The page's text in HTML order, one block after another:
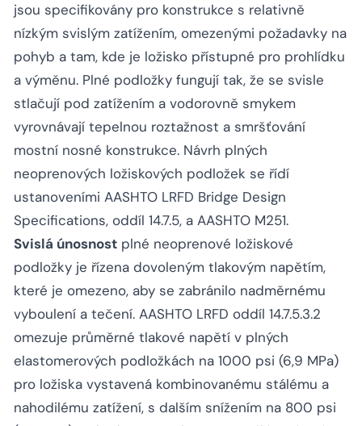
jsou specifikovány pro konstrukce s relativně
nízkým svislým zatížením, omezenými požadavky na
pohyb a tam, kde je ložisko přístupné pro prohlídku
a výměnu. Plné podložky fungují tak, že se svisle
stlačují pod zatížením a vodorovně smykem
vyrovnávají tepelnou roztažnost a smršťování
mostní nosné konstrukce. Návrh plných
neoprenových ložiskových podložek se řídí
ustanoveními AASHTO LRFD Bridge Design
Specifications, oddíl 14.7.5, a AASHTO M251.
Svislá únosnost plné neoprenové ložiskové
podložky je řízena dovoleným tlakovým napětím,
které je omezeno, aby se zabránilo nadměrnému
vyboulení a tečení. AASHTO LRFD oddíl 14.7.5.3.2
omezuje průměrné tlakové napětí v plných
elastomerových podložkách na 1000 psi (6,9 MPa)
pro ložiska vystavená kombinovanému stálému a
nahodilému zatížení, s dalším snížením na 800 psi